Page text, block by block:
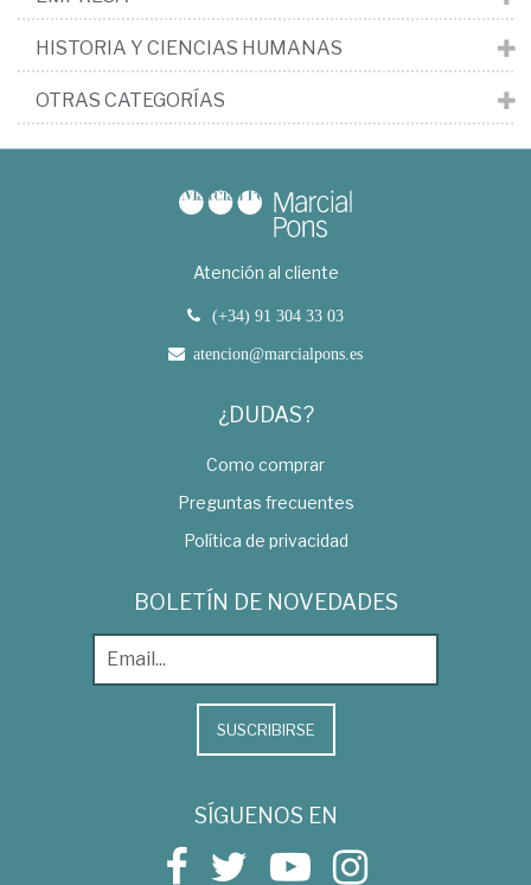
HISTORIA Y CIENCIAS HUMANAS
OTRAS CATEGORÍAS
Atención al cliente
(+34) 91 304 33 03
atencion@marcialpons.es
¿DUDAS?
Como comprar
Preguntas frecuentes
Política de privacidad
BOLETÍN DE NOVEDADES
SUSCRIBIRSE
SÍGUENOS EN